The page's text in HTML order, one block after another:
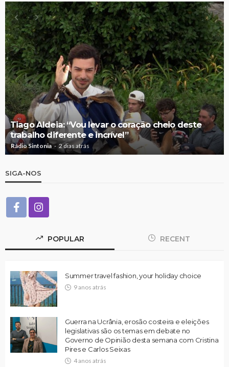
Tiago Aldeia: “Vou levar o coração cheio deste
trabalho diferente e incrível”
Rádio Sintonia 2 dias atrás
SIGA-NOS
POPULAR RECENT
Summer travel fashion, your holiday choice
9 anos atrás
Guerra na Ucrânia, erosão costeira e eleições
legislativas são os temas em debate no
Governo de Opinião desta semana com Cristina
Pires e Carlos Seixas
4 anos atrás